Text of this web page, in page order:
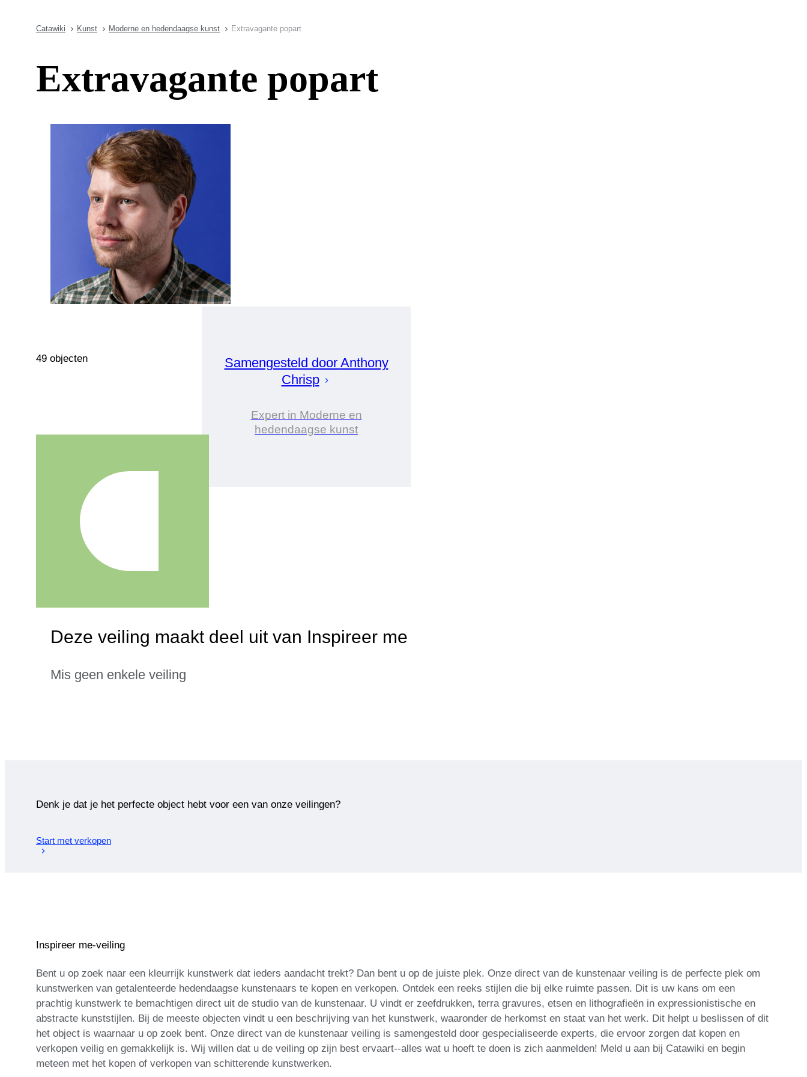
Catawiki Kunst Moderne en hedendaagse kunst Extravagante popart
Extravagante popart
Samengesteld door Anthony
Chrisp
Expert in Moderne en
hedendaagse kunst
49 objecten
Deze veiling maakt deel uit van Inspireer me
Mis geen enkele veiling
Denk je dat je het perfecte object hebt voor een van onze veilingen?
Start met verkopen
Inspireer me-veiling
Bent u op zoek naar een kleurrijk kunstwerk dat ieders aandacht trekt? Dan bent u op de juiste plek. Onze direct van de kunstenaar veiling is de perfecte plek om
kunstwerken van getalenteerde hedendaagse kunstenaars te kopen en verkopen. Ontdek een reeks stijlen die bij elke ruimte passen. Dit is uw kans om een
prachtig kunstwerk te bemachtigen direct uit de studio van de kunstenaar. U vindt er zeefdrukken, terra gravures, etsen en lithografieën in expressionistische en
abstracte kunststijlen. Bij de meeste objecten vindt u een beschrijving van het kunstwerk, waaronder de herkomst en staat van het werk. Dit helpt u beslissen of dit
het object is waarnaar u op zoek bent. Onze direct van de kunstenaar veiling is samengesteld door gespecialiseerde experts, die ervoor zorgen dat kopen en
verkopen veilig en gemakkelijk is. Wij willen dat u de veiling op zijn best ervaart--alles wat u hoeft te doen is zich aanmelden! Meld u aan bij Catawiki en begin
meteen met het kopen of verkopen van schitterende kunstwerken.